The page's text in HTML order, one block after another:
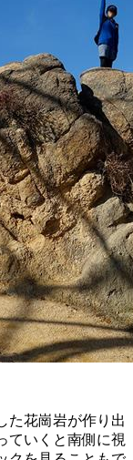
た花崗岩が作り出
ていくと南側に視